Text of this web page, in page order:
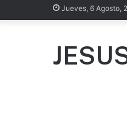
Jueves, 6 Agosto,